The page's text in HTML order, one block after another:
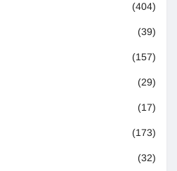
(404)
(39)
(157)
(29)
(17)
(173)
(32)